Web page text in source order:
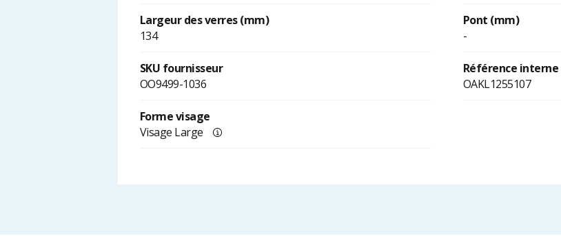
Largeur des verres (mm)
134
Pont (mm)
-
SKU fournisseur
OO9499-1036
Référence interne
OAKL1255107
Forme visage
Visage Large